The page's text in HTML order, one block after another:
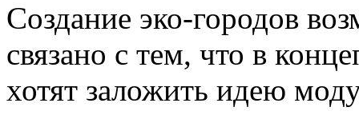
Создание эко-городов
связано с тем, что в
хотят заложить идею